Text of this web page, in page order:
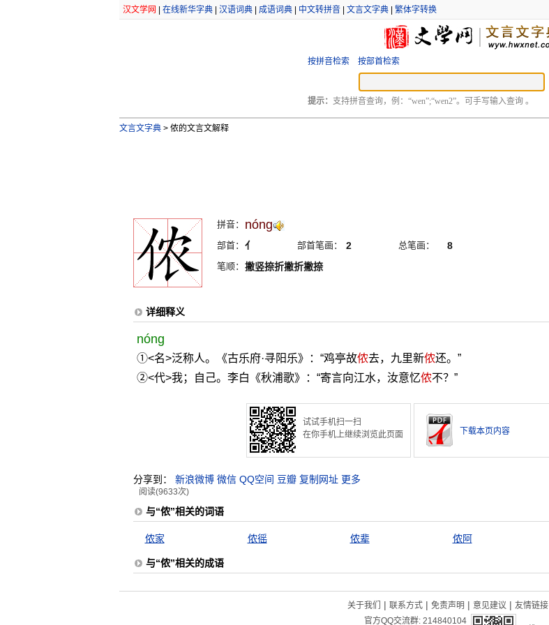
汉文学网 在线新华字典| 汉语词典| 成语词典| 中文转拼音| 文言文字典| 繁体字转换
按拼音检索 按部首检索
提示： 支持拼音查询，例：“wen”;“wen2”。可手写输入查询 。
文言文字典 >侬的文言文解释
拼音： nóng
部首： 亻 部首笔画： 2 总笔画： 8
笔顺： 撇竖捺折撇折撇捺
详细释义
nóng
①<名>泛称人。《古乐府·寻阳乐》：“鸡亭故侬去，九里新侬还。”
②<代>我；自己。李白《秋浦歌》：“寄言向江水，汝意忆侬不？”
试试手机扫一扫
在你手机上继续浏览此页面
下载本页内容
分享到： 新浪微博 微信 QQ空间 豆瓣 复制网址 更多
阅读(9633次)
与“侬”相关的词语
侬家 侬徭 侬辈 侬阿
与“侬”相关的成语
关于我们 | 联系方式 | 免责声明 | 意见建议 | 友情链接
官方QQ交流群: 214840104